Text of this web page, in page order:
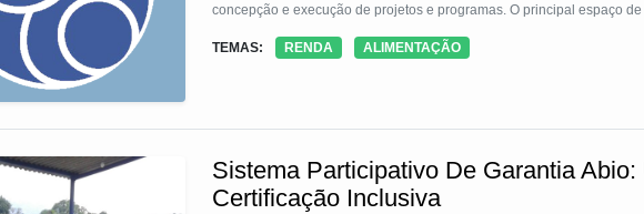
concepção e execução de projetos e programas. O principal espaço
TEMAS:
RENDA ALIMENTAÇÃO
Sistema Participativo De Garantia
Certificação Inclusiva